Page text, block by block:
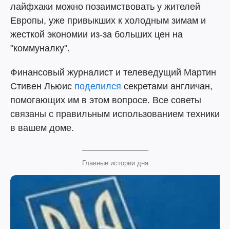
лайфхаки можно позаимствовать у жителей
Европы, уже привыкших к холодным зимам и
жесткой экономии из-за больших цен на
"коммуналку".
Финансовый журналист и телеведущий Мартин
Стивен Льюис поделился секретами англичан,
помогающих им в этом вопросе. Все советы
связаны с правильным использованием техники
в вашем доме.
Главные истории дня